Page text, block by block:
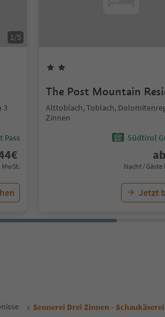
1/5
3
Pass
€
MwSt.
The Post Mountain
Alttoblach, Toblach,
Zinnen
Südtirol
ab
Nacht / Gäste
Jetzt
Sennerei Drei Zinnen - Schaukäserei